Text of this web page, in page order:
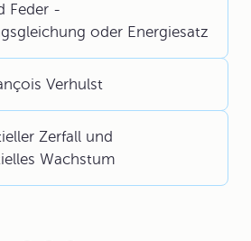
Feder -
oder Energiesatz
Verhulst
Zerfall und
Wachstum